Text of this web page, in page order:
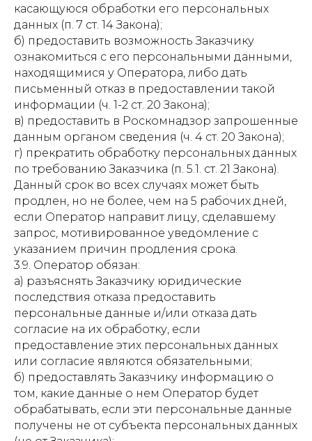
касающуюся обработки его персональных
данных (п. 7 ст. 14 Закона);
б) предоставить возможность Заказчику
ознакомиться с его персональными данными,
находящимися у Оператора, либо дать
письменный отказ в предоставлении такой
информации (ч. 1-2 ст. 20 Закона);
в) предоставить в Роскомнадзор запрошенные
данным органом сведения (ч. 4 ст. 20 Закона);
г) прекратить обработку персональных данных
по требованию Заказчика (п. 5.1. ст. 21 Закона).
Данный срок во всех случаях может быть
продлен, но не более, чем на 5 рабочих дней,
если Оператор направит лицу, сделавшему
запрос, мотивированное уведомление с
указанием причин продления срока.
3.9. Оператор обязан:
а) разъяснять Заказчику юридические
последствия отказа предоставить
персональные данные и/или отказа дать
согласие на их обработку, если
предоставление этих персональных данных
или согласие являются обязательными;
б) предоставлять Заказчику информацию о
том, какие данные о нем Оператор будет
обрабатывать, если эти персональные данные
получены не от субъекта персональных данных